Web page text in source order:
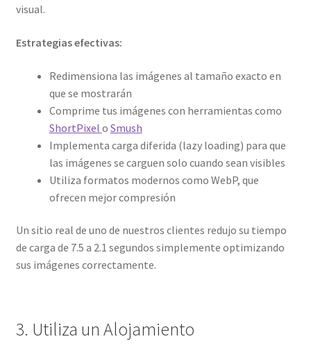
visual.
Estrategias efectivas:
Redimensiona las imágenes al tamaño exacto en
que se mostrarán
Comprime tus imágenes con herramientas como
ShortPixel o Smush
Implementa carga diferida (lazy loading) para que
las imágenes se carguen solo cuando sean visibles
Utiliza formatos modernos como WebP, que
ofrecen mejor compresión
Un sitio real de uno de nuestros clientes redujo su tiempo
de carga de 7.5 a 2.1 segundos simplemente optimizando
sus imágenes correctamente.
3. Utiliza un Alojamiento